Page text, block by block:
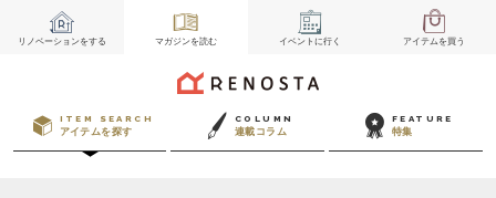
リノベーションをする マガジンを読む イベント に行く アイテムを買う
ITEM SEARCH
アイテムを探す
COLUMN
連載コラム
FEATURE
特集